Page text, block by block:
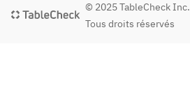
© 2025 TableCheck Inc.
Tous droits réservés